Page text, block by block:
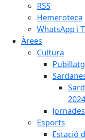
RSS
Hemeroteca
WhatsApp i
Àrees
Cultura
2024
Esports
Estació